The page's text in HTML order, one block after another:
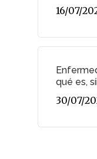
16/07/
qué es,
30/07/